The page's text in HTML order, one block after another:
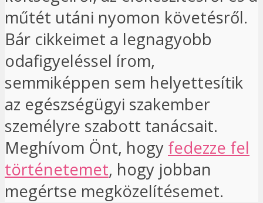
műtét utáni nyomon követésről.
Bár cikkeimet a legnagyobb
odafigyeléssel írom,
semmiképpen sem helyettesítik
az egészségügyi szakember
személyre szabott tanácsait.
Meghívom Önt, hogy fedezze fel
történetemet, hogy jobban
megértse megközelítésemet.